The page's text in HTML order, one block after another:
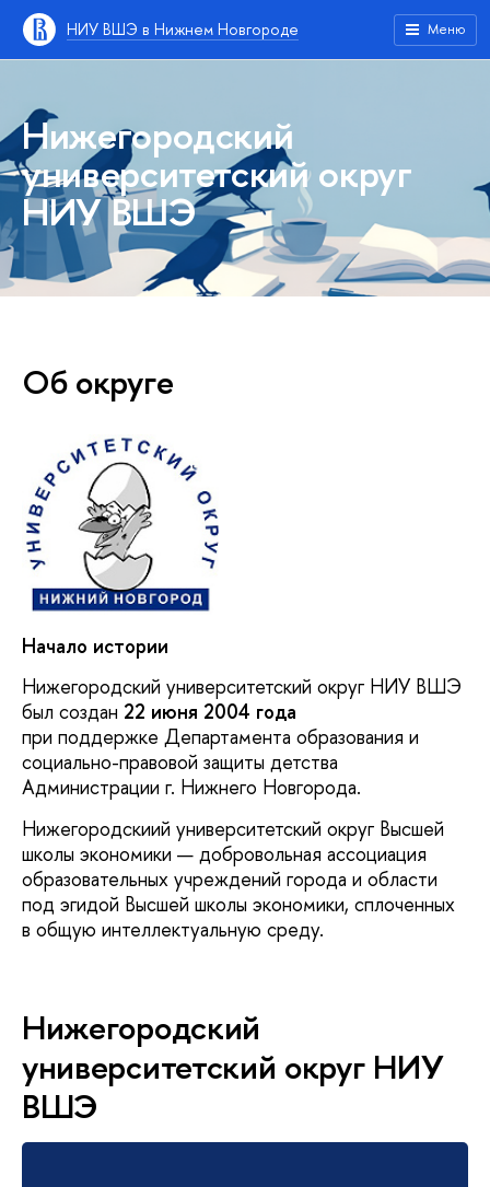
НИУ ВШЭ в Нижнем Новгороде Меню
Нижегородский
университетский округ
НИУ ВШЭ
Об округе
Начало истории
Нижегородский университетский округ НИУ ВШЭ
был создан 22 июня 2004 года
при поддержке Департамента образования и
социально-правовой защиты детства
Администрации г. Нижнего Новгорода.
Нижегородскиий университетский округ Высшей
школы экономики — добровольная ассоциация
образовательных учреждений города и области
под эгидой Высшей школы экономики, сплоченных
в общую интеллектуальную среду.
Нижегородский
университетский округ НИУ
ВШЭ